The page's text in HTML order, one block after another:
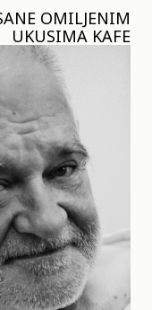
OMILJENIM
UKUSIMA KAFE